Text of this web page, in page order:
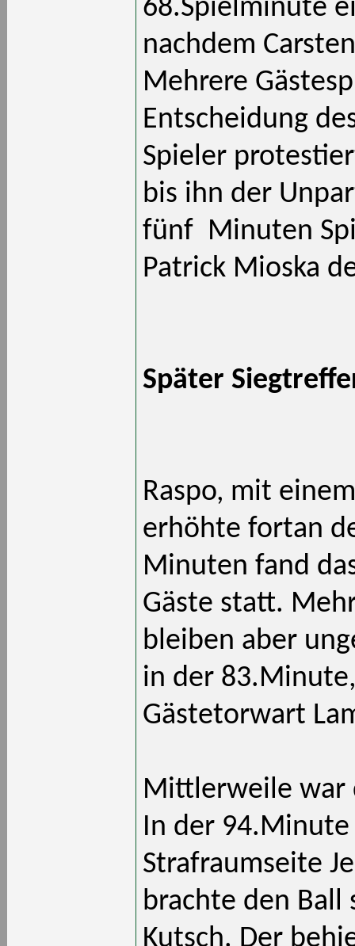
68.Spielminute
nachdem
Mehrere
Entscheidung
Spieler
bis ihn der
fünf Minuten
Patrick Mioska
Später
Raspo, mit
erhöhte fortan
Minuten fand
Gäste statt.
bleiben aber
in der
Gästetorwart
Mittlerweile war
In der
Strafraumseite
brachte den Ball
Kutsch. Der